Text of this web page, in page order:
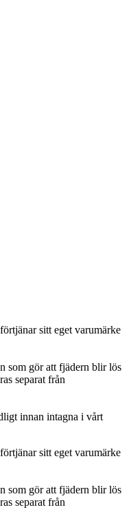
sitt eget varumärke
som gör att fjädern blir lös
separat från
innan intagna i vårt
sitt eget varumärke
som gör att fjädern blir lös
separat från